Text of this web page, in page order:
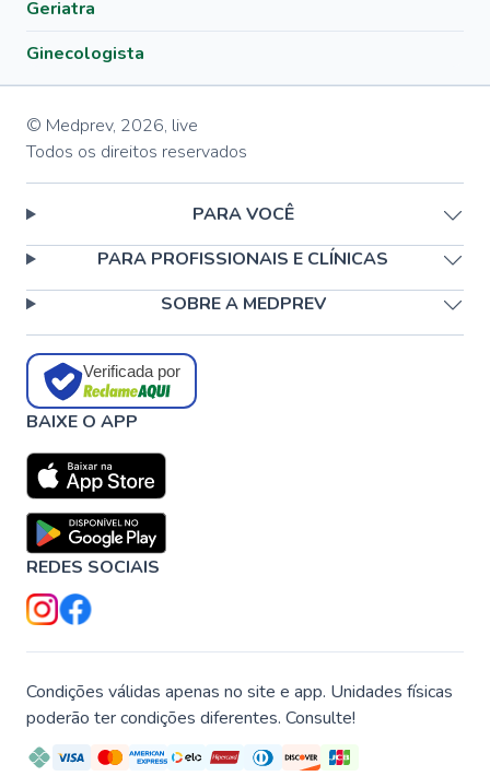
Geriatra
Ginecologista
© Medprev, 2026, live
Todos os direitos reservados
PARA VOCÊ
PARA PROFISSIONAIS E CLÍNICAS
SOBRE A MEDPREV
Verificada por
BAIXE O APP
REDES SOCIAIS
Condições válidas apenas no site e app. Unidades físicas
poderão ter condições diferentes. Consulte!